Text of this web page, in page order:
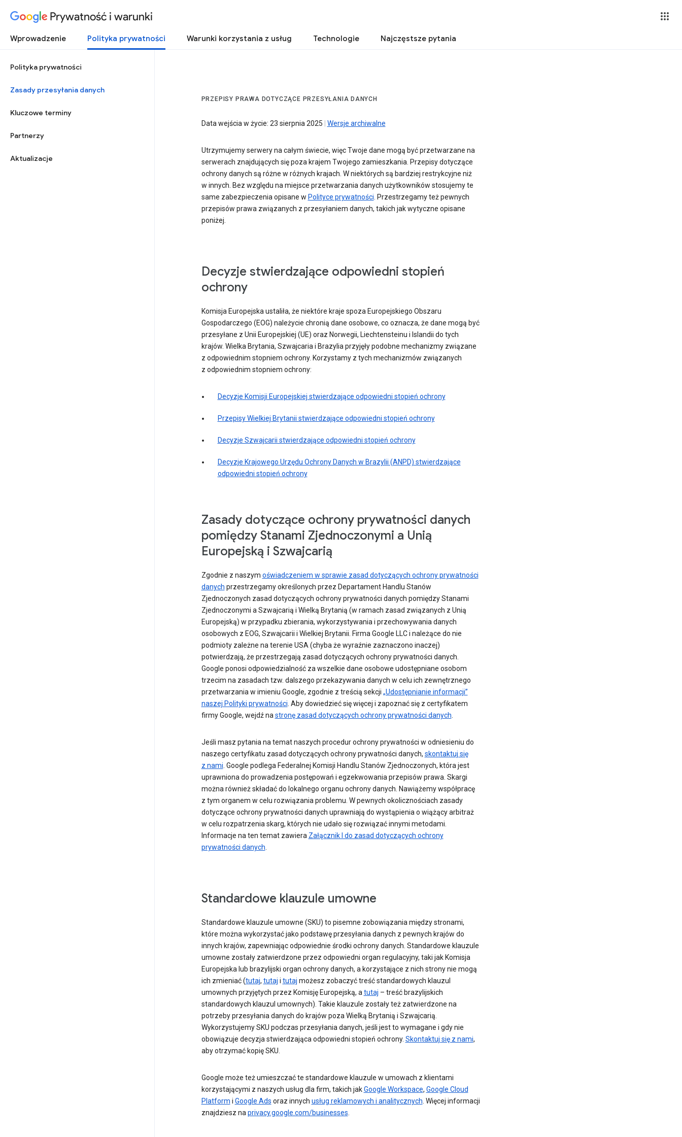
Prywatność i warunki
Wprowadzenie Polityka prywatności Warunki korzystania z usług Technologie Najczęstsze pytania
Polityka prywatności
Zasady przesyłania danych
Kluczowe terminy
Partnerzy
Aktualizacje
PRZEPISY PRAWA DOTYCZĄCE PRZESYŁANIA DANYCH
Data wejścia w życie: 23 sierpnia 2025 Wersje archiwalne
Utrzymujemy serwery na całym świecie, więc Twoje dane mogą być przetwarzane na
serwerach znajdujących się poza krajem Twojego zamieszkania. Przepisy dotyczące
ochrony danych są różne w różnych krajach. W niektórych są bardziej restrykcyjne niż
w innych. Bez względu na miejsce przetwarzania danych użytkowników stosujemy te
same zabezpieczenia opisane w Polityce prywatności. Przestrzegamy też pewnych
przepisów prawa związanych z przesyłaniem danych, takich jak wytyczne opisane
poniżej.
Decyzje stwierdzające odpowiedni stopień
ochrony
Komisja Europejska ustaliła, że niektóre kraje spoza Europejskiego Obszaru
Gospodarczego (EOG) należycie chronią dane osobowe, co oznacza, że dane mogą być
przesyłane z Unii Europejskiej (UE) oraz Norwegii, Liechtensteinu i Islandii do tych
krajów. Wielka Brytania, Szwajcaria i Brazylia przyjęły podobne mechanizmy związane
z odpowiednim stopniem ochrony. Korzystamy z tych mechanizmów związanych
z odpowiednim stopniem ochrony:
Decyzje Komisji Europejskiej stwierdzające odpowiedni stopień ochrony
Przepisy Wielkiej Brytanii stwierdzające odpowiedni stopień ochrony
Decyzje Szwajcarii stwierdzające odpowiedni stopień ochrony
Decyzje Krajowego Urzędu Ochrony Danych w Brazylii (ANPD) stwierdzające
odpowiedni stopień ochrony
Zasady dotyczące ochrony prywatności danych
pomiędzy Stanami Zjednoczonymi a Unią
Europejską i Szwajcarią
Zgodnie z naszym oświadczeniem w sprawie zasad dotyczących ochrony prywatności
danych przestrzegamy określonych przez Departament Handlu Stanów
Zjednoczonych zasad dotyczących ochrony prywatności danych pomiędzy Stanami
Zjednoczonymi a Szwajcarią i Wielką Brytanią (w ramach zasad związanych z Unią
Europejską) w przypadku zbierania, wykorzystywania i przechowywania danych
osobowych z EOG, Szwajcarii i Wielkiej Brytanii. Firma Google LLC i należące do nie
podmioty zależne na terenie USA (chyba że wyraźnie zaznaczono inaczej)
potwierdzają, że przestrzegają zasad dotyczących ochrony prywatności danych.
Google ponosi odpowiedzialność za wszelkie dane osobowe udostępniane osobom
trzecim na zasadach tzw. dalszego przekazywania danych w celu ich zewnętrznego
przetwarzania w imieniu Google, zgodnie z treścią sekcji „Udostępnianie informacji”
naszej Polityki prywatności. Aby dowiedzieć się więcej i zapoznać się z certyfikatem
firmy Google, wejdź nastronę zasad dotyczących ochrony prywatności danych.
Jeśli masz pytania na temat naszych procedur ochrony prywatności w odniesieniu do
naszego certyfikatu zasad dotyczących ochrony prywatności danych, skontaktuj się
z nami. Google podlega Federalnej Komisji Handlu Stanów Zjednoczonych, która jest
uprawniona do prowadzenia postępowań i egzekwowania przepisów prawa. Skargi
można również składać do lokalnego organu ochrony danych. Nawiążemy współpracę
z tym organem w celu rozwiązania problemu. W pewnych okolicznościach zasady
dotyczące ochrony prywatności danych uprawniają do wystąpienia o wiążący arbitraż
w celu rozpatrzenia skarg, których nie udało się rozwiązać innymi metodami.
Informacje na ten temat zawiera Załącznik I do zasad dotyczących ochrony
prywatności danych.
Standardowe klauzule umowne
Standardowe klauzule umowne (SKU) to pisemne zobowiązania między stronami,
które można wykorzystać jako podstawę przesyłania danych z pewnych krajów do
innych krajów, zapewniając odpowiednie środki ochrony danych. Standardowe klauzule
umowne zostały zatwierdzone przez odpowiedni organ regulacyjny, taki jak Komisja
Europejska lub brazylijski organ ochrony danych, a korzystające z nich strony nie mogą
ich zmieniać (tutaj, tutaj i tutaj możesz zobaczyć treść standardowych klauzul
umownych przyjętych przez Komisję Europejską, atutaj – treść brazylijskich
standardowych klauzul umownych). Takie klauzule zostały też zatwierdzone na
potrzeby przesyłania danych do krajów poza Wielką Brytanią i Szwajcarią.
Wykorzystujemy SKU podczas przesyłania danych, jeśli jest to wymagane i gdy nie
obowiązuje decyzja stwierdzająca odpowiedni stopień ochrony. Skontaktuj się z nami,
aby otrzymać kopię SKU.
Google może też umieszczać te standardowe klauzule w umowach z klientami
korzystającymi z naszych usług dla firm, takich jakGoogle Workspace, Google Cloud
Platform i Google Ads oraz innych usług reklamowych i analitycznych. Więcej informacji
znajdziesz naprivacy.google.com/businesses.